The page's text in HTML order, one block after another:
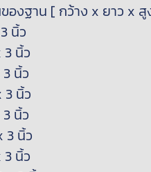
องฐาน [ กว้าง x ยาว x สู
นิ้ว
3 นิ้ว
3 นิ้ว
3 นิ้ว
3 นิ้ว
3 นิ้ว
3 นิ้ว